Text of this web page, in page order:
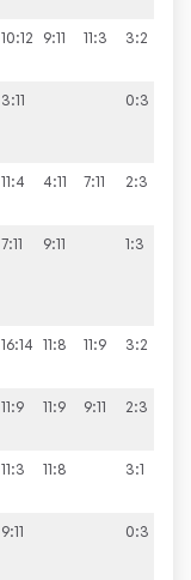
10:12 9:11 11:3 3:2
3:11 0:3
11:4 4:11 7:11 2:3
7:11 9:11 1:3
16:14 11:8 11:9 3:2
11:9 11:9 9:11 2:3
11:3 11:8 3:1
9:11 0:3